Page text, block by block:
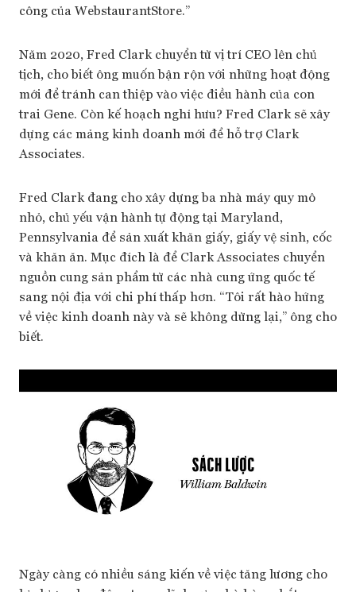
công của WebstaurantStore.”
Năm 2020, Fred Clark chuyển từ vị trí CEO lên chủ
tịch, cho biết ông muốn bận rộn với những hoạt động
mới để tránh can thiệp vào việc điều hành của con
trai Gene. Còn kế hoạch nghỉ hưu? Fred Clark sẽ xây
dựng các mảng kinh doanh mới để hỗ trợ Clark
Associates.
Fred Clark đang cho xây dựng ba nhà máy quy mô
nhỏ, chủ yếu vận hành tự động tại Maryland,
Pennsylvania để sản xuất khăn giấy, giấy vệ sinh, cốc
và khăn ăn. Mục đích là để Clark Associates chuyển
nguồn cung sản phẩm từ các nhà cung ứng quốc tế
sang nội địa với chi phí thấp hơn. “Tôi rất hào hứng
về việc kinh doanh này và sẽ không dừng lại,” ông cho
biết.
Ngày càng có nhiều sáng kiến về việc tăng lương cho